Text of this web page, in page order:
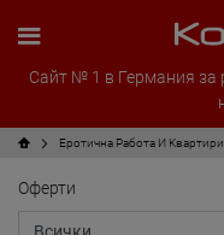
Сайт № 1 в Германия за
Еротична Работа И Квартири
Оферти